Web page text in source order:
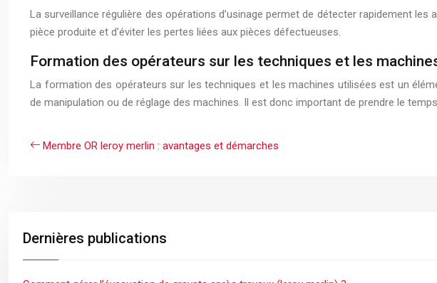
La surveillance régulière des opérations d’usinage permet de détecter rapidement
pièce produite et d’éviter les pertes liées aux pièces défectueuses.
Formation des opérateurs sur les techniques et les
La formation des opérateurs sur les techniques et les machines utilisées est un
de manipulation ou de réglage des machines. Il est donc important de prendre le
Membre OR leroy merlin : avantages et démarches
Dernières publications